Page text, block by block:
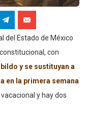
del Estado de México
con
y se sustituyan a
en la primera semana
y hay dos